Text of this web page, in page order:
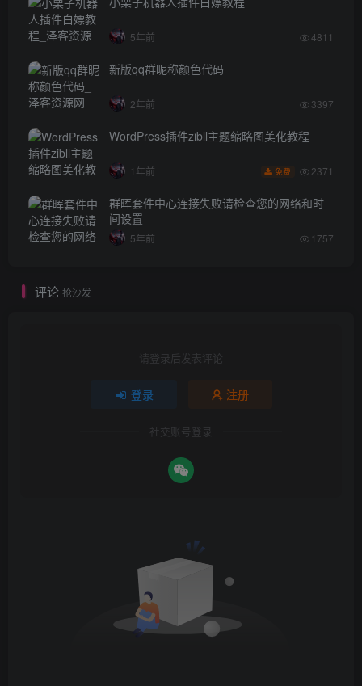
5年前 4811
新版qq群昵称颜色代码
2年前 3397
WordPress插件zibll主题缩略图美化教程
1年前 免费 2371
群晖套件中心连接失败请检查您的网络和时
间设置
5年前 1757
评论 抢沙发
请登录后发表评论
登录 注册
社交账号登录